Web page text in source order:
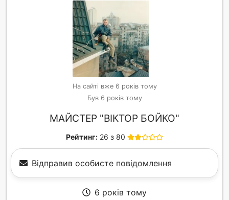
На сайті вже 6 років тому
Був 6 років тому
МАЙСТЕР "ВІКТОР БОЙКО"
Рейтинг: 26 з 80
Відправив особисте повідомлення
6 років тому